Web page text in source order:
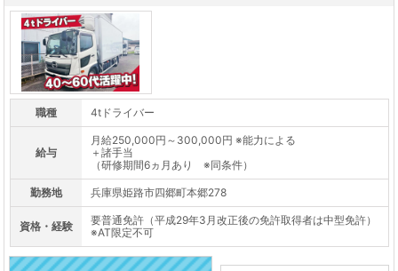
職種 4tドライバー
給与
月給250,000円～300,000円 ※能力による
＋諸手当
（研修期間6ヵ月あり ※同条件）
勤務地 兵庫県姫路市四郷町本郷278
資格・経験
要普通免許（平成29年3月改正後の免許取得者は中型免許）
※AT限定不可